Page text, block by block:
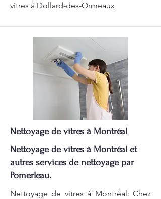
vitres à Dollard-des-Ormeaux
Nettoyage de vitres à Montréal
Nettoyage de vitres à Montréal et
autres services de nettoyage par
Pomerleau.
Nettoyage de vitres à Montréal: Chez